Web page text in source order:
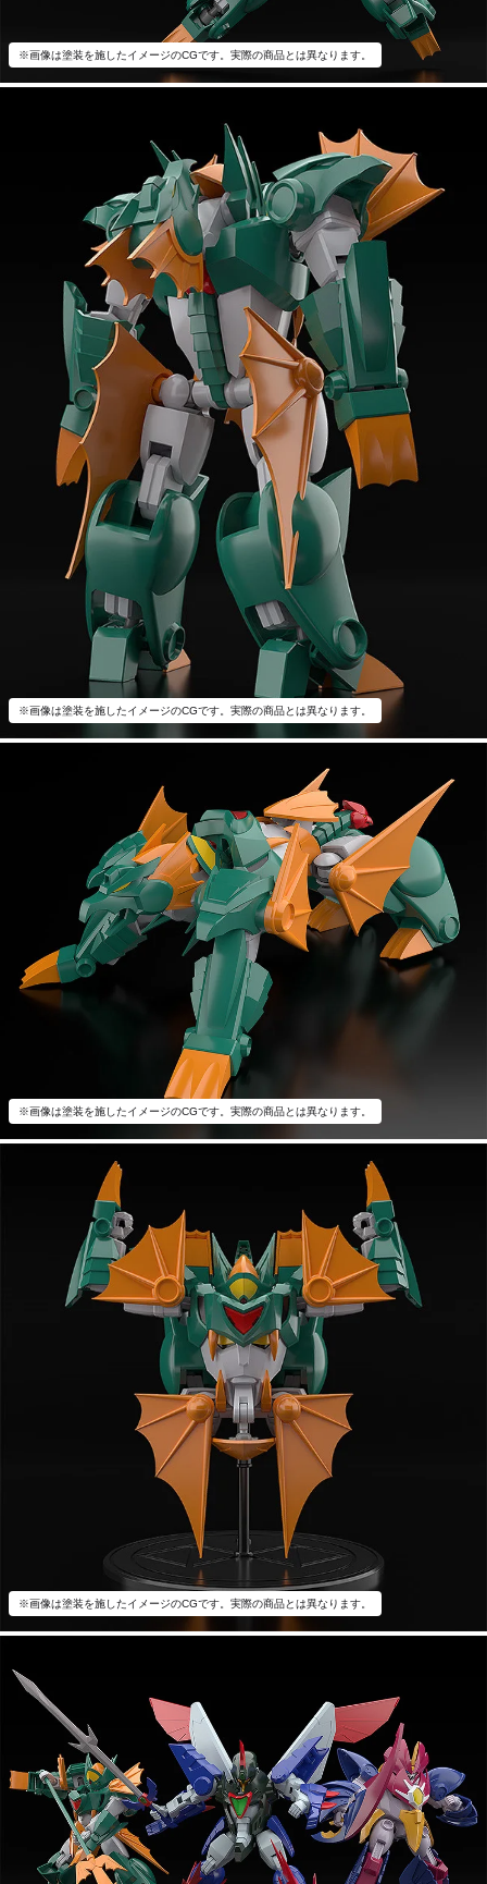
※画像は塗装を施したイメージのCGです。実際の商品とは異なります。
※画像は塗装を施したイメージのCGです。実際の商品とは異なります。
※画像は塗装を施したイメージのCGです。実際の商品とは異なります。
※画像は塗装を施したイメージのCGです。実際の商品とは異なります。